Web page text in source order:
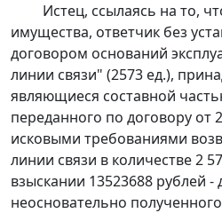
Истец, ссылаясь на то,
имущества, ответчик без
договором оснований
линии связи" (2573 ед.),
являющиеся составной
переданного по договору от
исковыми требованиями
линии связи в количестве 2
взыскании 13523688 рублей
неосновательно